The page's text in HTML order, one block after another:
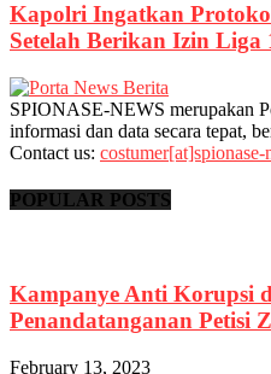
Kapolri Ingatkan
Setelah Berikan Izin Liga
SPIONASE-NEWS merupakan
informasi dan data secara tepat,
Contact us:
POPULAR POSTS
Kampanye Anti Korupsi
Penandatanganan Petisi
February 13, 2023